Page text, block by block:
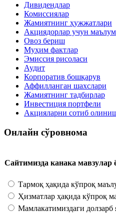
Дивидендлар
Комиссиялар
Жамиятнинг ҳужжатлари
Акциядорлар учун
Овоз бериш
Муҳим фактлар
Эмиссия рисоласи
Аудит
Корпоратив бошқарув
Аффилланган шахслари
Жамиятнинг тадбирлар
Инвестиция портфели
Акцияларни сотиб
Онлайн сўровнома
Сайтимизда канака мавзулар
Тармоқ ҳақида кўпроқ
Ҳизматлар ҳақида кўпроқ
Мамлакатимиздаги долзарб